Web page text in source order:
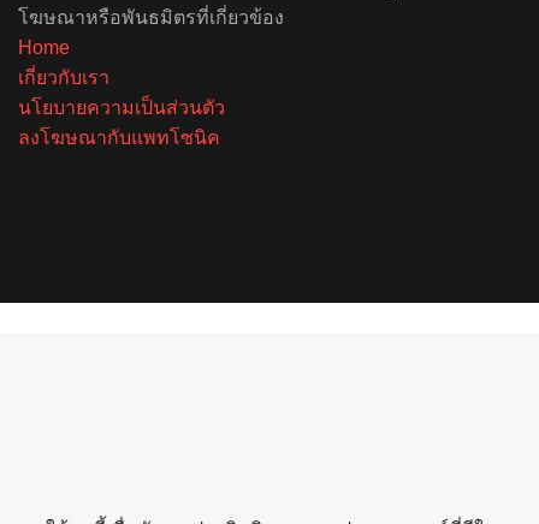
โฆษณาหรือพันธมิตรที่เกี่ยวข้อง
Home
เกี่ยวกับเรา
นโยบายความเป็นส่วนตัว
ลงโฆษณากับแพทโซนิค